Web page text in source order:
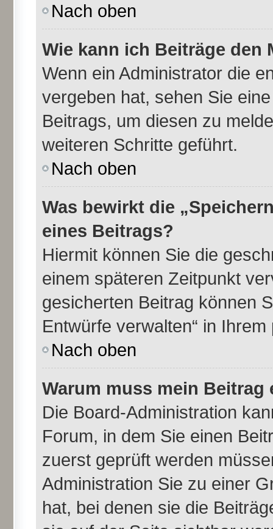
Nach oben
Wie kann ich Beiträge den
Wenn ein Administrator die
vergeben hat, sehen Sie
Beitrags, um diesen zu
weiteren Schritte geführt.
Nach oben
Was bewirkt die
eines Beitrags?
Hiermit können Sie die
einem späteren Zeitpunkt
gesicherten Beitrag können
Entwürfe verwalten“ in
Nach oben
Warum muss mein
Die Board-Administration
Forum, in dem Sie einen
zuerst geprüft werden
Administration Sie zu einer
hat, bei denen sie die